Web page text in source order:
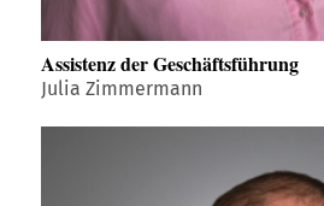
Assistenz der Geschäftsführung
Julia Zimmermann